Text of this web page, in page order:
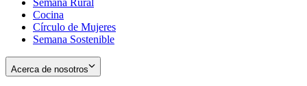
Cocina
Círculo de Mujeres
Semana Sostenible
Acerca de nosotros